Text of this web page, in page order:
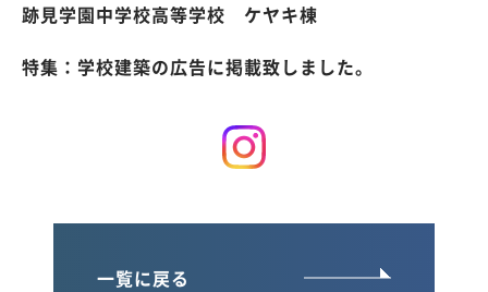
跡見学園中学校高等学校 ケヤキ棟
特集：学校建築の広告に掲載致しました。
一覧に戻る